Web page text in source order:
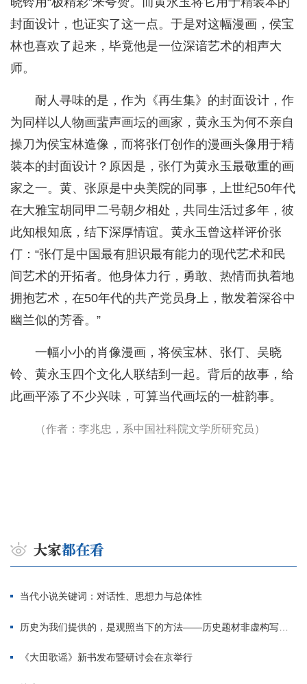
封面设计，也证实了这一点。于是对这幅漫画，侯宝
林也喜欢了起来，毕竟他是一位深谙艺术的相声大
师。
耐人寻味的是，作为《再生集》的封面设计，作
为同样以人物画蜚声画坛的画家，黄永玉为何不亲自
操刀为侯宝林造像，而将张仃创作的漫画头像用于精
装本的封面设计？原因是，张仃为黄永玉最敬重的画
家之一。黄、张原是中央美院的同事，上世纪50年代
在大雅宝胡同甲二号朝夕相处，共同生活过多年，彼
此知根知底，结下深厚情谊。黄永玉曾这样评价张
仃：“张仃是中国最有胆识最有能力的现代艺术和民
间艺术的开拓者。他身体力行，勇敢、热情而执着地
拥抱艺术，在50年代的共产党员身上，散发着深谷中
幽兰似的芳香。”
一幅小小的肖像漫画，将侯宝林、张仃、吴晓
铃、黄永玉四个文化人联结到一起。背后的故事，给
此画平添了不少兴味，可算当代画坛的一桩韵事。
（作者：李兆忠，系中国社科院文学所研究员）
当代小说关键词：对话性、思想力与总体性
历史为我们提供的，是观照当下的方法——历史题材非虚构写作多人谈
《大田歌谣》新书发布暨研讨会在京举行